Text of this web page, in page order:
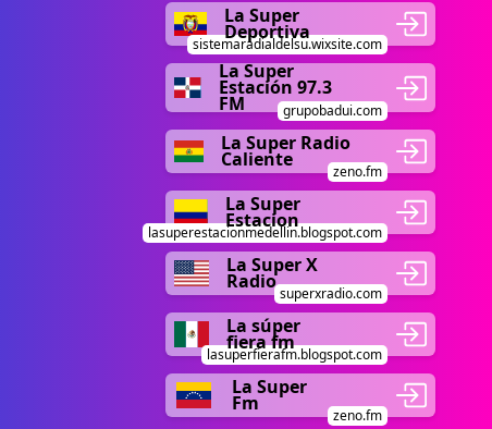
La Super
Deportiva
sistemaradialdelsu.wixsite.com
La Super
Estación 97.3
FM grupobadui.com
La Super Radio
Caliente
zeno.fm
La Super
Estacion
lasuperestacionmedellin.blogspot.com
La Super X
Radio
superxradio.com
La súper
fiera fm
lasuperfierafm.blogspot.com
La Super
Fm
zeno.fm